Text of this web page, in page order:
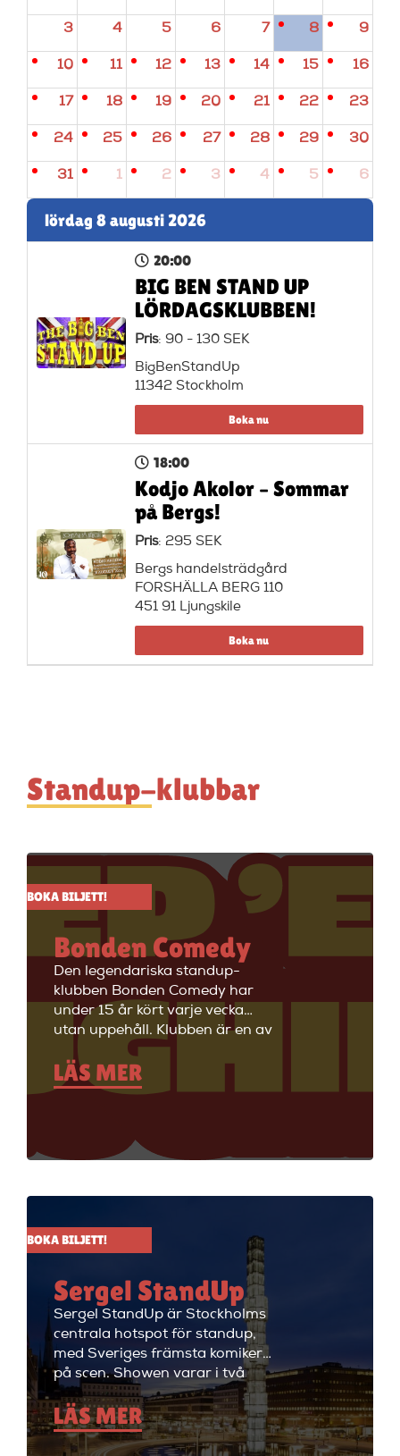
3 4 5 6 7 8 9
10 11 12 13 14 15 16
17 18 19 20 21 22 23
24 25 26 27 28 29 30
31 1 2 3 4 5 6
lördag 8 augusti 2026
20:00
BIG BEN STAND UP
LÖRDAGSKLUBBEN!
Pris: 90 - 130 SEK
BigBenStandUp
11342 Stockholm
Boka nu
18:00
Kodjo Akolor – Sommar
på Bergs!
Pris: 295 SEK
Bergs handelsträdgård
FORSHÄLLA BERG 110
451 91 Ljungskile
Boka nu
Standup-klubbar
BOKA BILJETT!
Bonden Comedy
Den legendariska standup-
klubben Bonden Comedy har
under 15 år kört varje vecka
utan uppehåll. Klubben är en av
Stockholms äldsta
standupklubbar och är känd för
att ha de bästa komikerna i
välkommen till Big Ben Stand
LÄS MER
BOKA BILJETT!
Sergel StandUp
Sergel StandUp är Stockholms
centrala hotspot för standup,
med Sveriges främsta komiker
på scen. Showen varar i två
timmar med en paus, och
efteråt fortsätter kvällen med
cocktails i restaurangdelen.
Perfekt för en dejt eller en kväll
LÄS MER